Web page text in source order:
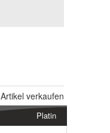
Artikel verkaufen
Platin